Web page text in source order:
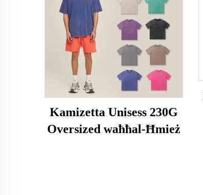
Kamizetta Unisess 230G
Oversized waħħal-Ħmież